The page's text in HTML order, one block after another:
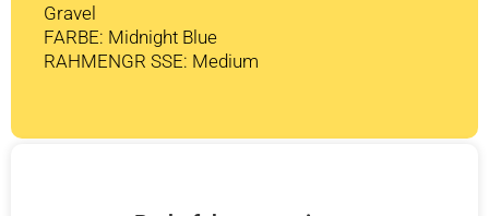
Gravel
FARBE: Midnight Blue
RAHMENGR SSE: Medium